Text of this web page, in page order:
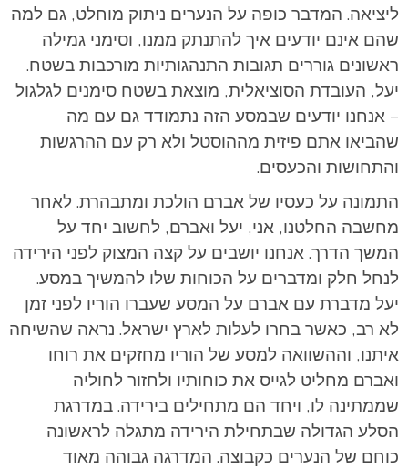
ליציאה. המדבר כופה על הנערים ניתוק מוחלט, גם למה
שהם אינם יודעים איך להתנתק ממנו, וסימני גמילה
ראשונים גוררים תגובות התנהגותיות מורכבות בשטח.
יעל, העובדת הסוציאלית, מוצאת בשטח סימנים לגלגול
– אנחנו יודעים שבמסע הזה נתמודד גם עם מה
שהביאו אתם פיזית מההוסטל ולא רק עם ההרגשות
והתחושות והכעסים.
התמונה על כעסיו של אברם הולכת ומתבהרת. לאחר
מחשבה החלטנו, אני, יעל ואברם, לחשוב יחד על
המשך הדרך. אנחנו יושבים על קצה המצוק לפני הירידה
לנחל חלק ומדברים על הכוחות שלו להמשיך במסע.
יעל מדברת עם אברם על המסע שעברו הוריו לפני זמן
לא רב, כאשר בחרו לעלות לארץ ישראל. נראה שהשיחה
איתנו, וההשוואה למסע של הוריו מחזקים את רוחו
ואברם מחליט לגייס את כוחותיו ולחזור לחוליה
שממתינה לו, ויחד הם מתחילים בירידה. במדרגת
הסלע הגדולה שבתחילת הירידה מתגלה לראשונה
כוחם של הנערים כקבוצה. המדרגה גבוהה מאוד